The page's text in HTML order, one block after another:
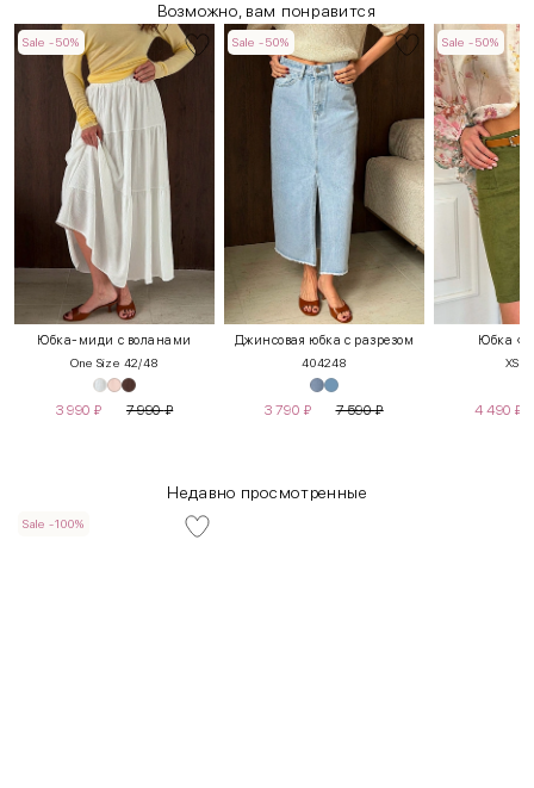
Возможно, вам понравится
Sale -50%
Юбка-миди с воланами
One Size 42/48
3 990 ₽ 7 990₽
Sale -50%
Джинсовая юбка с разрезом
404248
3 790 ₽ 7 590₽
Sale -50%
Юбка
XS
4 490 ₽
Недавно просмотренные
Sale -100%